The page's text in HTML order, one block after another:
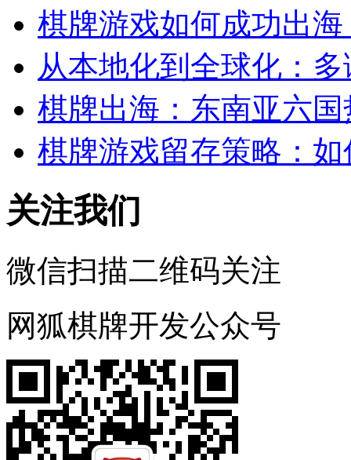
棋牌游戏如何成功出
从本地化到全球化：
棋牌出海：东南亚六
棋牌游戏留存策略：
关注我们
微信扫描二维码关注
网狐棋牌开发公众号